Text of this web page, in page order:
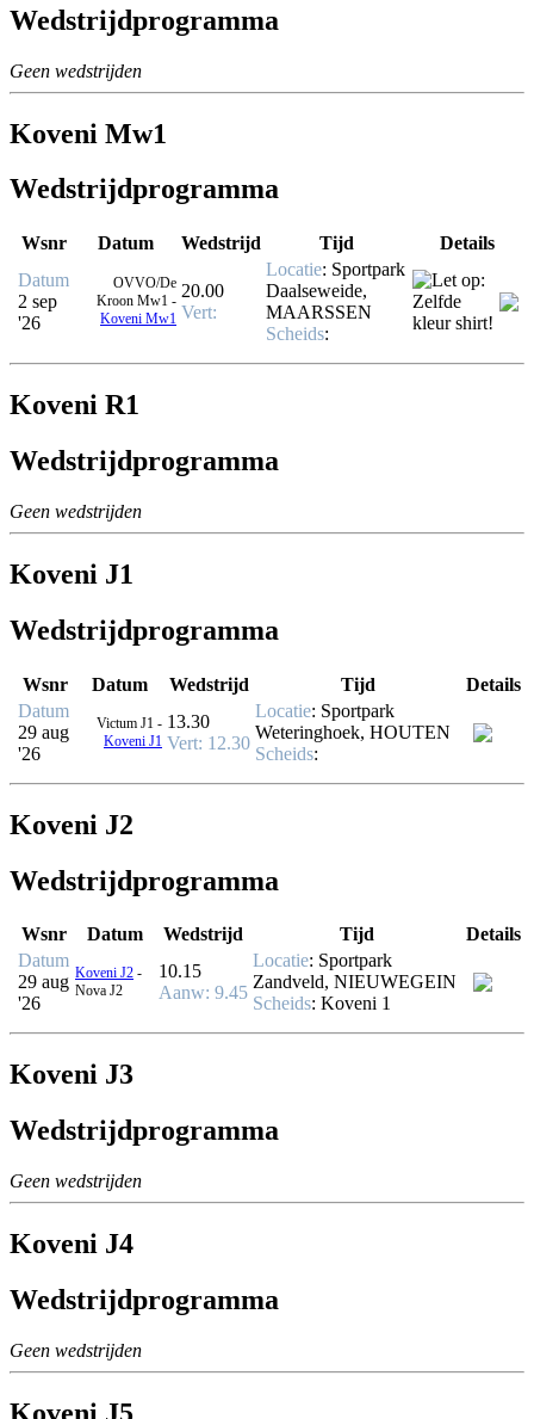
Wedstrijdprogramma
Geen wedstrijden
Koveni Mw1
Wedstrijdprogramma
Wsnr Datum Wedstrijd Tijd
Details
Datum
2 sep
'26
OVVO/De
Kroon Mw1 -
Koveni Mw1
20.00
Vert:
Locatie: Sportpark
Daalseweide,
MAARSSEN
Scheids:
Koveni R1
Wedstrijdprogramma
Geen wedstrijden
Koveni J1
Wedstrijdprogramma
Wsnr Datum Wedstrijd Tijd
Details
Datum
29 aug
'26
Victum J1 -
Koveni J1
13.30
Vert: 12.30
Locatie: Sportpark
Weteringhoek, HOUTEN
Scheids:
Koveni J2
Wedstrijdprogramma
Wsnr Datum Wedstrijd Tijd
Details
Datum
29 aug
'26
Koveni J2 -
Nova J2
10.15
Aanw: 9.45
Locatie: Sportpark
Zandveld, NIEUWEGEIN
Scheids: Koveni 1
Koveni J3
Wedstrijdprogramma
Geen wedstrijden
Koveni J4
Wedstrijdprogramma
Geen wedstrijden